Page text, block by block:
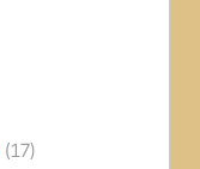
(17)